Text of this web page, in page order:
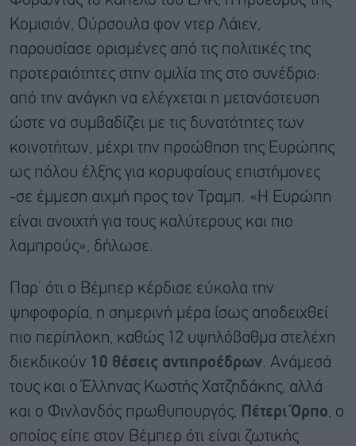
Κομισιόν, Ούρσουλα φον ντερ Λάιεν,
παρουσίασε ορισμένες από τις πολιτικές της
προτεραιότητες στην ομιλία της στο συνέδριο:
από την ανάγκη να ελέγχεται η μετανάστευση
ώστε να συμβαδίζει με τις δυνατότητες των
κοινοτήτων, μέχρι την προώθηση της Ευρώπης
ως πόλου έλξης για κορυφαίους επιστήμονες
-σε έμμεση αιχμή προς τον Τραμπ. «Η Ευρώπη
είναι ανοιχτή για τους καλύτερους και πιο
λαμπρούς», δήλωσε.
Παρ’ ότι ο Βέμπερ κέρδισε εύκολα την
ψηφοφορία, η σημερινή μέρα ίσως αποδειχθεί
πιο περίπλοκη, καθώς 12 υψηλόβαθμα στελέχη
διεκδικούν 10 θέσεις αντιπροέδρων. Ανάμεσά
τους και ο Έλληνας Κωστής Χατζηδάκης, αλλά
και ο Φινλανδός πρωθυπουργός,
Πέτερι Όρπο, ο
οποίος είπε στον Βέμπερ ότι είναι ζωτικής